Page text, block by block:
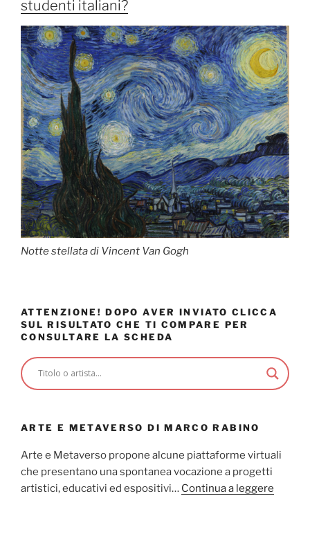
studenti italiani?
Notte stellata di Vincent Van Gogh
ATTENZIONE! DOPO AVER INVIATO CLICCA
SUL RISULTATO CHE TI COMPARE PER
CONSULTARE LA SCHEDA
ARTE E METAVERSO DI MARCO RABINO
Arte e Metaverso propone alcune piattaforme virtuali
che presentano una spontanea vocazione a progetti
artistici, educativi ed espositivi… Continua a leggere